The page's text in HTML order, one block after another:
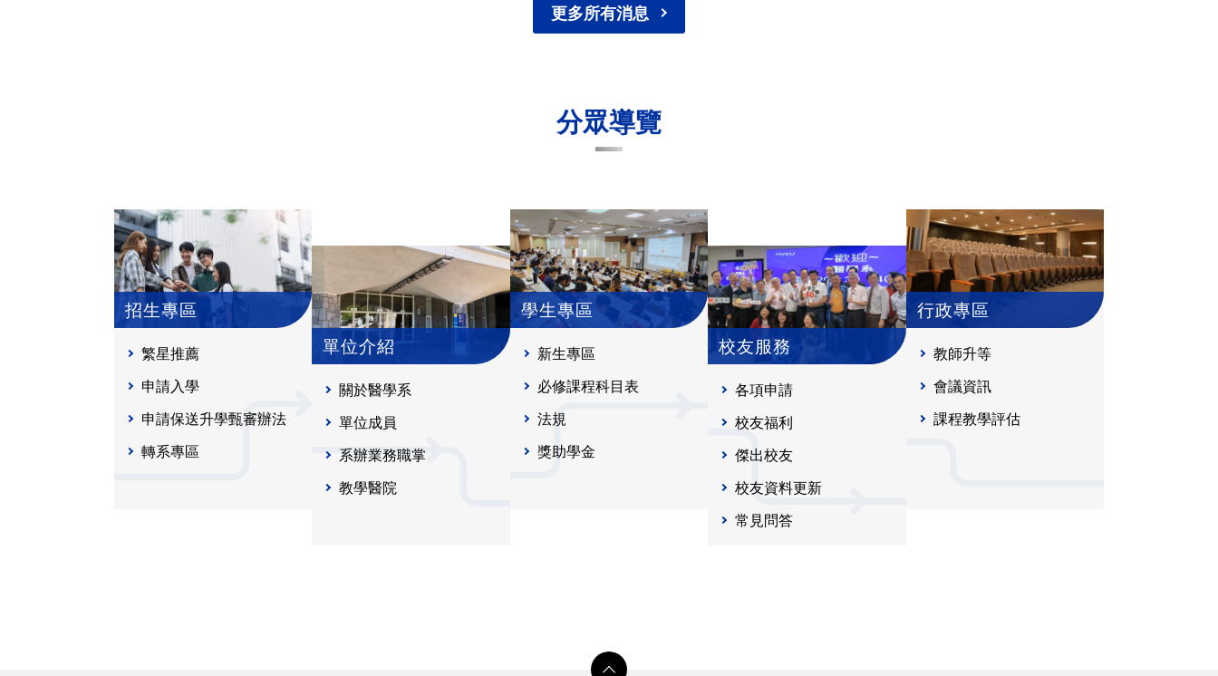
更多所有消息
分眾導覽
招生專區
繁星推薦
申請入學
申請保送升學甄審辦法
轉系專區
單位介紹
關於醫學系
單位成員
系辦業務職掌
教學醫院
學生專區
新生專區
必修課程科目表
法規
獎助學金
校友服務
各項申請
校友福利
傑出校友
校友資料更新
常見問答
行政專區
教師升等
會議資訊
課程教學評估